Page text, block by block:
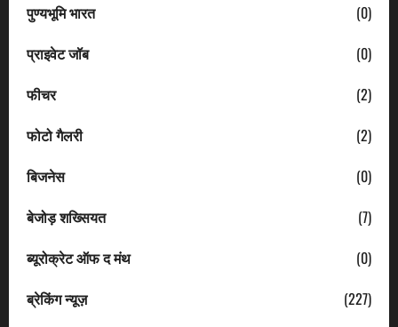
पुण्यभूमि भारत
(0)
प्राइवेट जॉब
(0)
फीचर
(2)
फोटो गैलरी
(2)
बिजनेस
(0)
बेजोड़ शख्सियत
(7)
ब्यूरोक्रेट ऑफ द मंथ
(0)
ब्रेकिंग न्यूज़
(227)